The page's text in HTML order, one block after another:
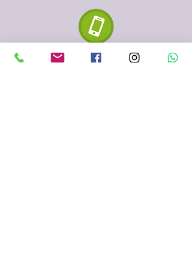
610 334 435
935 153 687